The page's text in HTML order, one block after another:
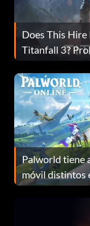
Does This
Titanfall 3?
Fans Are
Palworld tiene
móvil distintos
continuación